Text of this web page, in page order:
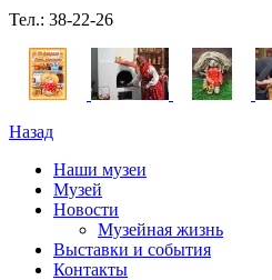
Тел.: 38-22-26
Назад
Наши музеи
Музей
Новости
Музейная жизнь
Выставки и события
Контакты